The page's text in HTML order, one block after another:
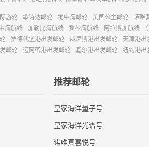
游轮 歌诗达邮轮 地中海邮轮 美国公主邮轮
诺唯
海航线 加勒比海航线 爱琴海航线 阿拉斯加航线
罗德代堡港出发邮轮 威尼斯港出发邮轮
天津港出
邮轮
迈阿密港出发邮轮 基尔港出发邮轮 纽约港出
推荐邮轮
皇家海洋量子号
皇家海洋光谱号
诺唯真喜悦号